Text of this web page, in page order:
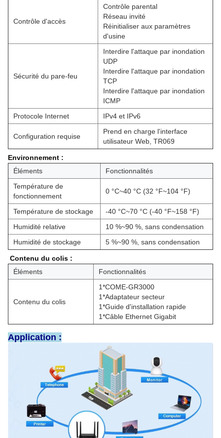
Contrôle d'accès
Contrôle parental
Réseau invité
Réinitialiser aux paramètres
d'usine
Sécurité du pare-feu
Interdire l'attaque par inondation
UDP
Interdire l'attaque par inondation
TCP
Interdire l'attaque par inondation
ICMP
Protocole Internet
IPv4 et IPv6
Configuration requise
Prend en charge l'interface
utilisateur Web, TR069
Environnement :
Éléments
Fonctionnalités
Température de
fonctionnement
0 °C~40 °C (32 °F~104 °F)
Température de stockage
-40 °C~70 °C (-40 °F~158 °F)
Humidité relative
10 %~90 %, sans condensation
Humidité de stockage
5 %~90 %, sans condensation
Contenu du colis :
Éléments
Fonctionnalités
Contenu du colis
1*COME-GR3000
1*Adaptateur secteur
1*Guide d'installation rapide
1*Câble Ethernet Gigabit
Application :